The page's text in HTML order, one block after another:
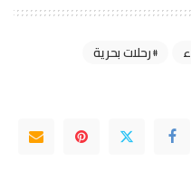
رحلات بحرية